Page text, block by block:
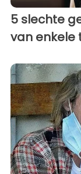
5 slechte
van enkele